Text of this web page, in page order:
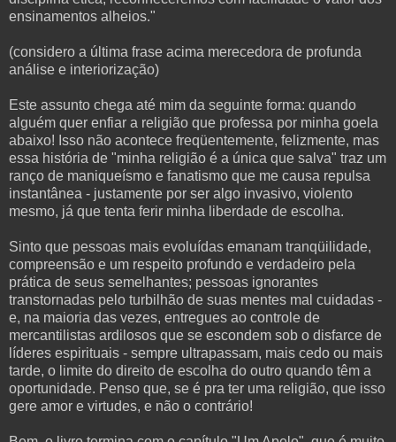
ensinamentos alheios."
(considero a última frase acima merecedora de profunda
análise e interiorização)
Este assunto chega até mim da seguinte forma: quando
alguém quer enfiar a religião que professa por minha goela
abaixo! Isso não acontece freqüentemente, felizmente, mas
essa história de "minha religião é a única que salva" traz um
ranço de maniqueísmo e fanatismo que me causa repulsa
instantânea - justamente por ser algo invasivo, violento
mesmo, já que tenta ferir minha liberdade de escolha.
Sinto que pessoas mais evoluídas emanam tranqüilidade,
compreensão e um respeito profundo e verdadeiro pela
prática de seus semelhantes; pessoas ignorantes
transtornadas pelo turbilhão de suas mentes mal cuidadas -
e, na maioria das vezes, entregues ao controle de
mercantilistas ardilosos que se escondem sob o disfarce de
líderes espirituais - sempre ultrapassam, mais cedo ou mais
tarde, o limite do direito de escolha do outro quando têm a
oportunidade. Penso que, se é pra ter uma religião, que isso
gere amor e virtudes, e não o contrário!